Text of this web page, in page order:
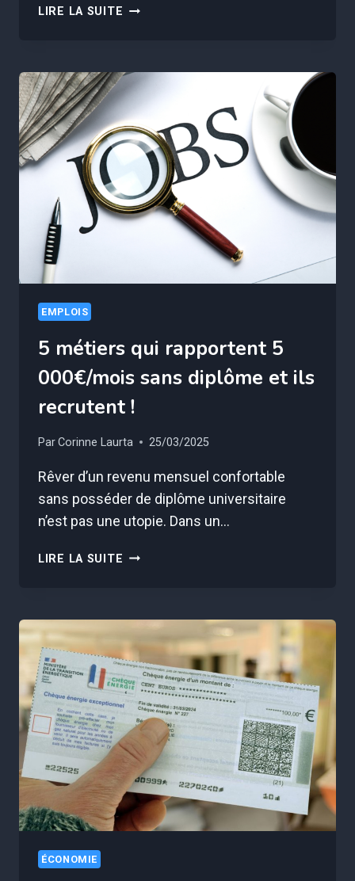
LIRE LA SUITE CETTE
VA
RÉDUIRE
DRASTIQUEMENT
VOS
INDEMNITÉS,
VOICI
POURQUOI
EMPLOIS
5 métiers qui rapportent 5
000€/mois sans diplôme et ils
recrutent !
ParCorinne Laurta 25/03/2025
Rêver d’un revenu mensuel confortable
sans posséder de diplôme universitaire
n’est pas une utopie. Dans un…
LIRE LA SUITE 5
000€/MOIS
SANS
DIPLÔME
ET
ILS
RECRUTENT
!
ÉCONOMIE